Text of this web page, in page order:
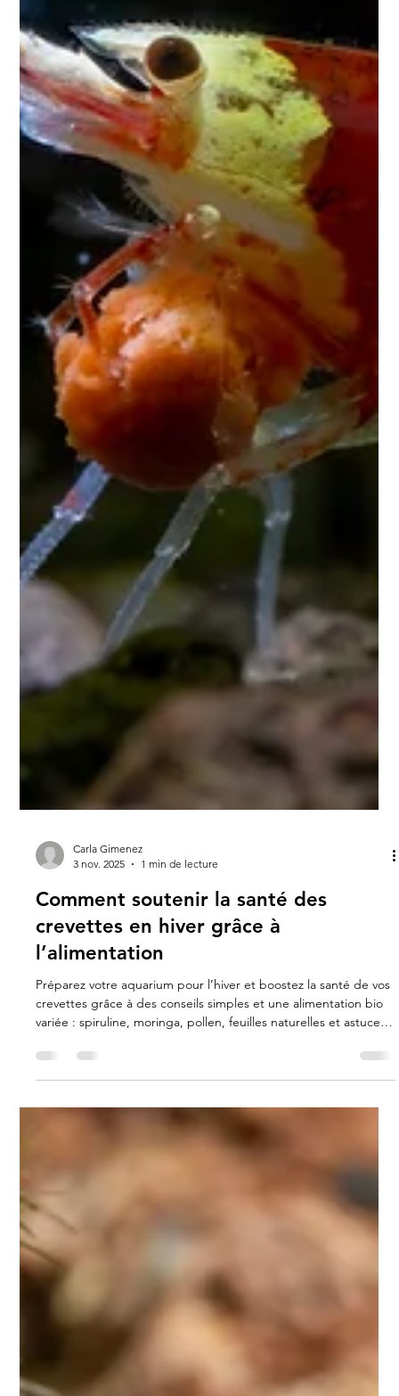
3 nov. 2025
1 min de lecture
Comment soutenir la santé des
crevettes en hiver grâce à
l’alimentation
Préparez votre aquarium pour l’hiver et boostez la santé de vos
variée : spiruline, moringa, pollen, feuilles naturelles et astuces
d’aquariophilie.